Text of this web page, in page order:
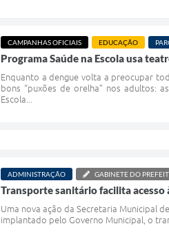
CAMPANHAS OFICIAIS EDUCAÇÃO
Programa Saúde na Escola usa
Enquanto a dengue volta a preocupar
bons “puxões de orelha” nos adultos:
Escola...
ADMINISTRAÇÃO GABINETE DO
Transporte sanitário facilita acesso
Uma nova ação da Secretaria Municipal
implantado pelo Governo Municipal, o